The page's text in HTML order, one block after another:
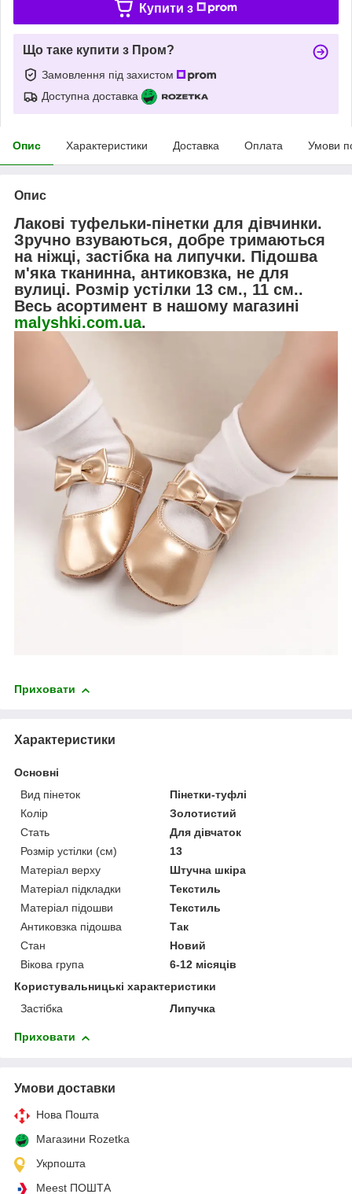
Купити з
Що таке купити з Пром?
Замовлення під захистом
Доступна доставка
Опис Характеристики Доставка Оплата Умови
Опис
Лакові туфельки-пінетки для дівчинки.
Зручно взуваються, добре тримаються
на ніжці, застібка на липучки. Підошва
м'яка тканинна, антиковзка, не для
вулиці. Розмір устілки 13 см., 11 см..
Весь асортимент в нашому магазині
malyshki.com.ua.
Приховати
Характеристики
Основні
Вид пінеток
Пінетки-туфлі
Колір
Золотистий
Стать
Для дівчаток
Розмір устілки (см)
13
Матеріал верху
Штучна шкіра
Матеріал підкладки
Текстиль
Матеріал підошви
Текстиль
Антиковзка підошва
Так
Стан
Новий
Вікова група
6-12 місяців
Користувальницькі характеристики
Застібка
Липучка
Приховати
Умови доставки
Нова Пошта
Магазини Rozetka
Укрпошта
Meest ПОШТА